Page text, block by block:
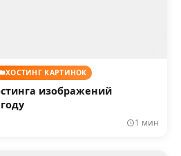
ХОСТИНГ КАРТИНОК
изображений
1 мин